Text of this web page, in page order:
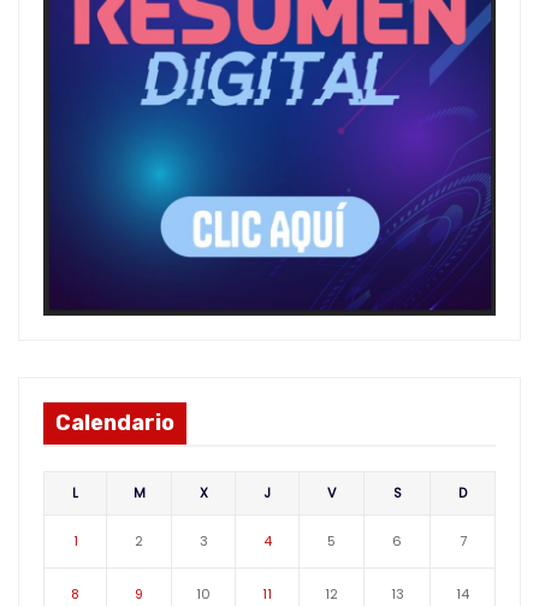
Calendario
L M X J V S D
1 2 3 4 5 6 7
8 9 10 11 12 13 14